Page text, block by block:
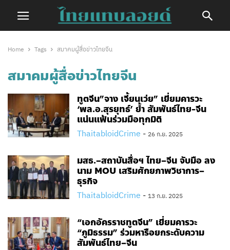
Home Tags สมาคมผู้สื่อข่าวไทยจีน
สมาคมผู้สื่อข่าวไทยจีน
ทูตจีน”จาง​ เจี้ยนเว่ย” เยี่ยมคารวะ​
‘พล.อ.สุรยุทธ์’ ย้ำ​ สัมพันธ์ไทย-จีน
แน่นแฟ้น​ร่วมมือทุกมิติ
ThaitabloidCrime - 26 ก.ย. 2025
มสธ.–สถาบันสื่อฯ ไทย–จีน จับมือ ลง
นาม MOU เสริมศักยภาพวิชาการ–
ธุรกิจ
ThaitabloidCrime - 13 ก.ย. 2025
“เอกอัครราชทูตจีน” เยี่ยมคารวะ
“ภูมิธรรม” ร่วมหารือยกระดับความ
สัมพันธ์ไทย–จีน